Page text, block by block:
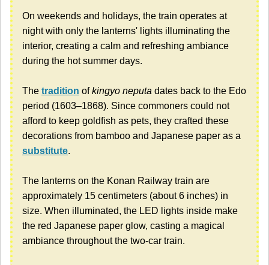
On weekends and holidays, the train operates at
night with only the lanterns' lights illuminating the
interior, creating a calm and refreshing ambiance
during the hot summer days.
The tradition ofkingyo neputa dates back to the Edo
period (1603–1868). Since commoners could not
afford to keep goldfish as pets, they crafted these
decorations from bamboo and Japanese paper as a
substitute.
The lanterns on the Konan Railway train are
approximately 15 centimeters (about 6 inches) in
size. When illuminated, the LED lights inside make
the red Japanese paper glow, casting a magical
ambiance throughout the two-car train.